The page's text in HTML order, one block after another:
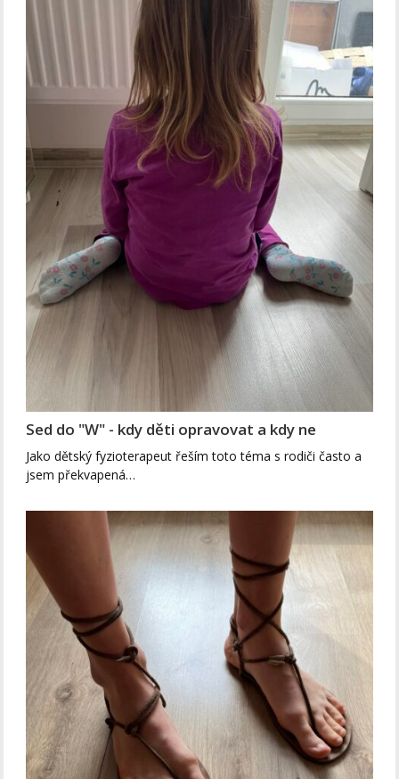
Sed do "W" - kdy děti opravovat a kdy ne
Jako dětský fyzioterapeut řeším toto téma s rodiči často a
jsem překvapená…